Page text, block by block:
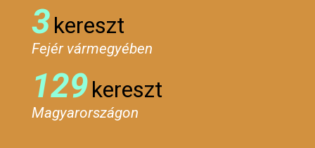
3kereszt
Fejér vármegyében
129kereszt
Magyarországon